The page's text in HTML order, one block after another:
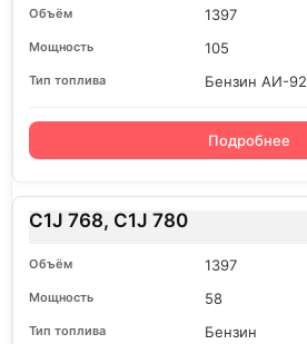
1397
105
Бензин АИ-92
Подробнее
C1J 768, C1J 780
1397
58
Бензин